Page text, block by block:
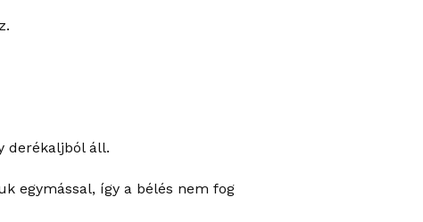
derékaljból áll.
egymással, így a bélés nem fog